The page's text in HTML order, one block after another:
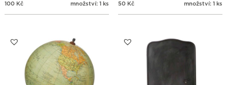
100 Kč množství: 1 ks 50 Kč množství: 1 ks